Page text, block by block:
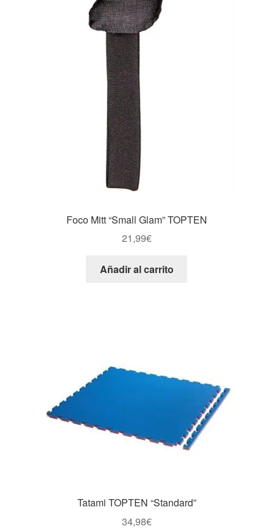
Foco Mitt “Small Glam” TOPTEN
21,99€
Añadir al carrito
Tatami TOPTEN “Standard”
34,98€